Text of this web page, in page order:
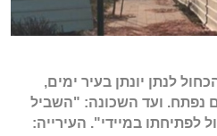
לנתן יונתן בעיר ימים,
נפתח. ועד השכונה: "השביל
לפתיחתו במיידי". העירייה: